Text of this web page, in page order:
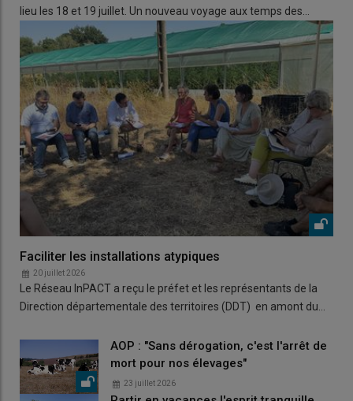
lieu les 18 et 19 juillet. Un nouveau voyage aux temps des…
Faciliter les installations atypiques
20 juillet 2026
Le Réseau InPACT a reçu le préfet et les représentants de la
Direction départementale des territoires (DDT) en amont du…
AOP : "Sans dérogation, c'est l'arrêt de
mort pour nos élevages"
23 juillet 2026